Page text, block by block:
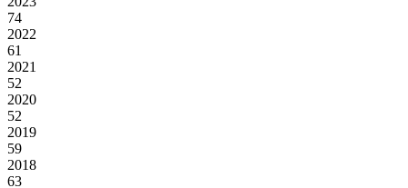
74
2022
61
2021
52
2020
52
2019
59
2018
63